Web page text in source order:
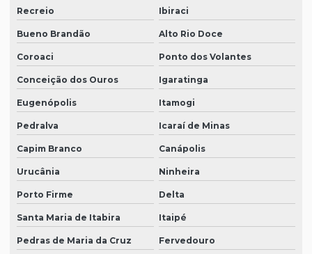
Recreio Ibiraci
Bueno Brandão Alto Rio Doce
Coroaci Ponto dos Volantes
Conceição dos Ouros Igaratinga
Eugenópolis Itamogi
Pedralva Icaraí de Minas
Capim Branco Canápolis
Urucânia Ninheira
Porto Firme Delta
Santa Maria de Itabira Itaipé
Pedras de Maria da Cruz Fervedouro